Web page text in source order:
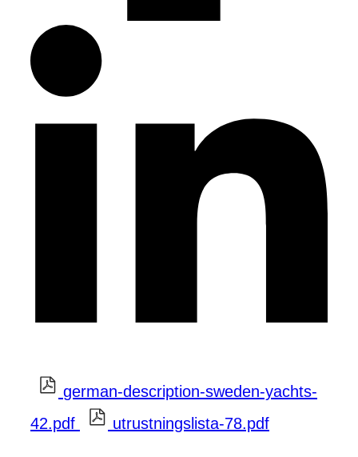
german-description-sweden-yachts-
42.pdf
utrustningslista-78.pdf